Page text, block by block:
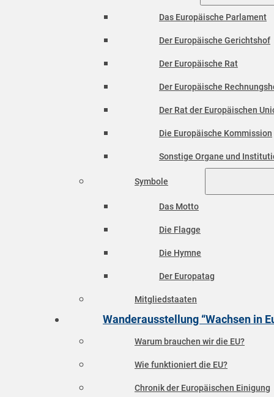
Das Europäische Parlament
Der Europäische Gerichtshof
Der Europäische Rat
Der Europäische
Der Rat der Europäischen
Die Europäische Kommission
Sonstige Organe und
Symbole
Das Motto
Die Flagge
Die Hymne
Der Europatag
Mitgliedstaaten
Wanderausstellung “Wachsen in
Warum brauchen wir die EU?
Wie funktioniert die EU?
Chronik der Europäischen Einigung